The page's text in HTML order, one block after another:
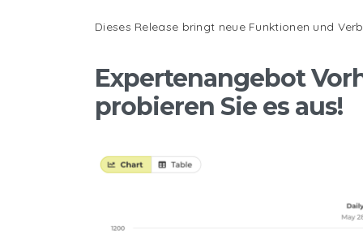
Dieses Release bringt neue Funktionen und
Expertenangebot
probieren Sie es aus!